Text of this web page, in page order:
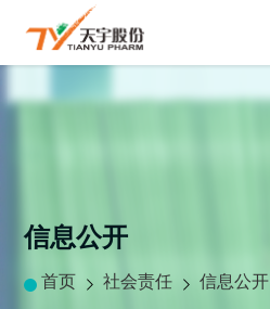
信息公开
首页 社会责任 信息公开